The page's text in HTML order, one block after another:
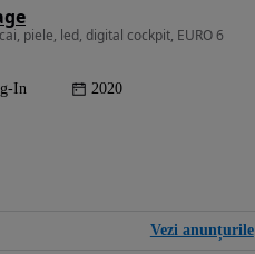
piele, led, digital cockpit, EURO 6
In 2020
Vezi anunțurile